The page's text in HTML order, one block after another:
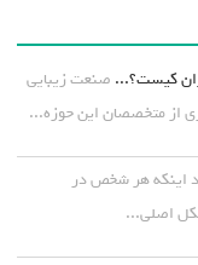
کیست؟... صنعت زیبایی
از متخصصان این حوزه...
اینکه هر شخص در